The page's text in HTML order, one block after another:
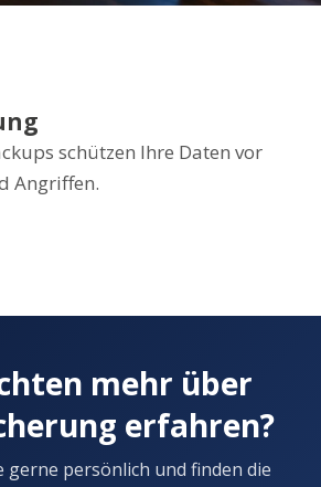
schützen Ihre Daten vor
Angriffen.
mehr über
erfahren?
gerne persönlich und finden die